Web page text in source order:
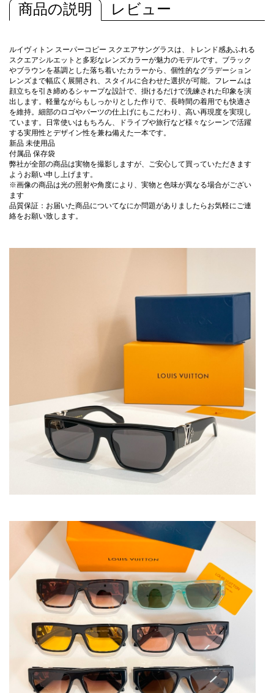
商品の説明 レビュー
ルイヴィトン スーパーコピー スクエアサングラスは、トレンド感あふれる
スクエアシルエットと多彩なレンズカラーが魅力のモデルです。ブラック
やブラウンを基調とした落ち着いたカラーから、個性的なグラデーション
レンズまで幅広く展開され、スタイルに合わせた選択が可能。フレームは
顔立ちを引き締めるシャープな設計で、掛けるだけで洗練された印象を演
出します。軽量ながらもしっかりとした作りで、長時間の着用でも快適さ
を維持。細部のロゴやパーツの仕上げにもこだわり、高い再現度を実現し
ています。日常使いはもちろん、ドライブや旅行など様々なシーンで活躍
する実用性とデザイン性を兼ね備えた一本です。
新品 未使用品
付属品 保存袋
弊社が全部の商品は実物を撮影しますが、ご安心して買っていただきます
ようお願い申し上げます。
※画像の商品は光の照射や角度により、実物と色味が異なる場合がござい
ます
品質保証：お届いた商品についてなにか問題がありましたらお気軽にご連
絡をお願い致します。